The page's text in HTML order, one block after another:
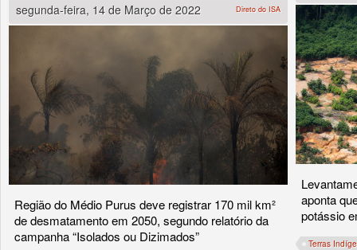
segunda-feira, 14 de Março de 2022
Direto do ISA
Região do Médio Purus deve registrar 170 mil km²
de desmatamento em 2050, segundo relatório da
campanha “Isolados ou Dizimados”
aponta
potássio
Terras